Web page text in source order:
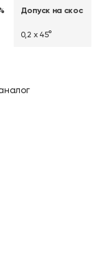
Допуск на скос
0,2 х 45°